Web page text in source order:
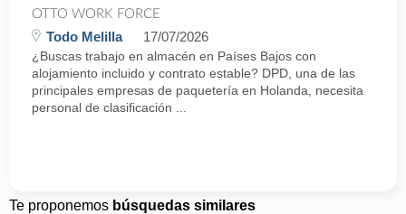
OTTO WORK FORCE
Todo Melilla 17/07/2026
¿Buscas trabajo en almacén en Países Bajos con
alojamiento incluido y contrato estable? DPD, una de las
principales empresas de paquetería en Holanda, necesita
personal de clasificación ...
Te proponemos búsquedas similares